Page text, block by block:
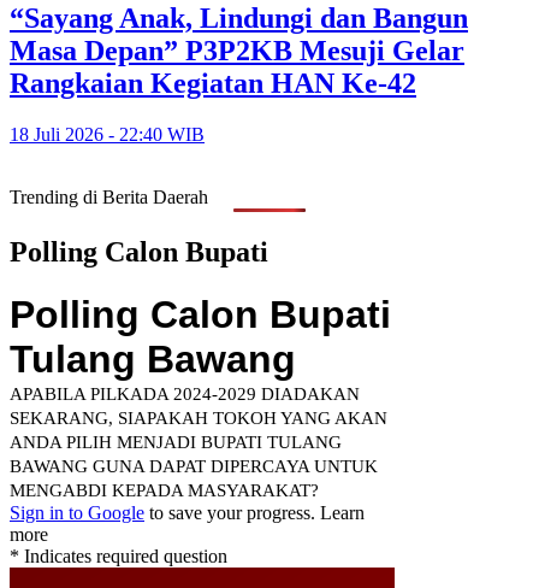
“Sayang Anak, Lindungi dan Bangun
Masa Depan” P3P2KB Mesuji Gelar
Rangkaian Kegiatan HAN Ke-42
18 Juli 2026 - 22:40 WIB
Trending di Berita Daerah
Polling Calon Bupati